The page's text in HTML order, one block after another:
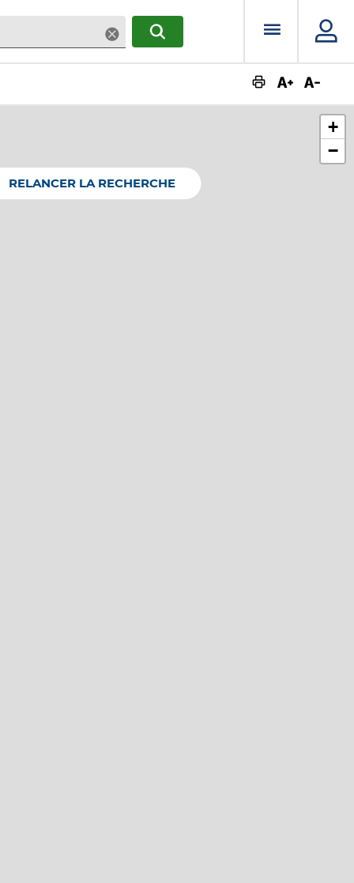
SupprimerRECHERCHERMenu
+
−
RELANCER LA RECHERCHE